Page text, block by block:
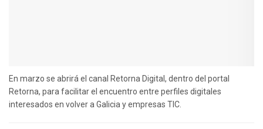
En marzo se abrirá el canal Retorna Digital, dentro del portal
Retorna, para facilitar el encuentro entre perfiles digitales
interesados en volver a Galicia y empresas TIC.